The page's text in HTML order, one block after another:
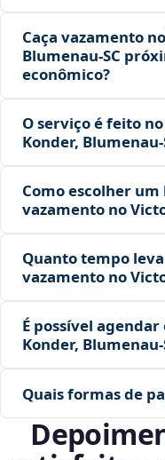
Caça vazamento
Blumenau‑SC
econômico?
O serviço é feito
Konder,
Como escolher
vazamento no
Quanto tempo
vazamento no
É possível
Konder,
Quais formas de